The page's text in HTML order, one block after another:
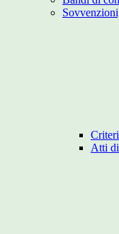
Atti di